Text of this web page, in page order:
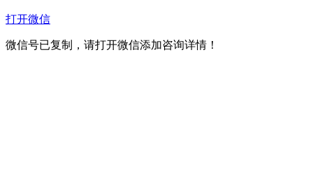
打开微信
微信号已复制，请打开微信添加咨询详情！